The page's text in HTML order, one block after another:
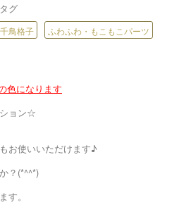
グ
鳥格子 ふわふわ・もこもこパーツ
色になります
ョン☆
お使いいただけます♪
？(*^^*)
す。